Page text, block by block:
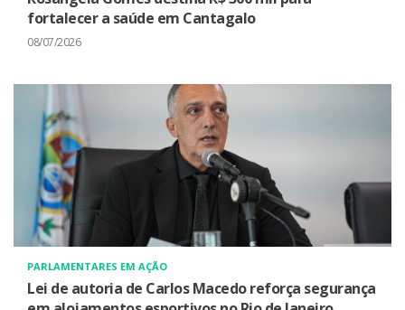
fortalecer a saúde em Cantagalo
08/07/2026
PARLAMENTARES EM AÇÃO
Lei de autoria de Carlos Macedo reforça segurança